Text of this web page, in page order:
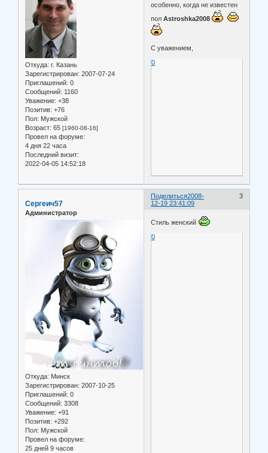
Откуда: г. Казань
Зарегистрирован: 2007-07-24
Приглашений: 0
Сообщений: 1160
Уважение: +38
Позитив: +76
Пол: Мужской
Возраст: 65 [1960-08-16]
Провел на форуме:
4 дня 22 часа
Последний визит:
2022-04-05 14:52:18
особенно, когда не известен
полAstroshka2008
С уважением,
0
Поделиться 3
2008-
12-19 23:41:09
Сергеич57
Администратор
Откуда: Минск
Зарегистрирован: 2007-10-25
Приглашений: 0
Сообщений: 3308
Уважение: +91
Позитив: +292
Пол: Мужской
Провел на форуме:
25 дней 9 часов
Стиль женский
0